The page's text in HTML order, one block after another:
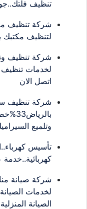
تنظيف
لتنظيف مكتبك بأمان وثقة
اتصل الان
شركة تنظيف
وتلميع
كهربائية..خدمة عملاء7/24بـ
الصيانة المنزلية